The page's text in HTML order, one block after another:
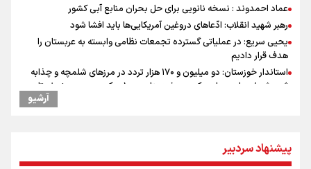
عماد احمدوند : نسخه نانویی برای حل بحران منابع آبی کشور
رهبر شهید انقلاب: ادّعاهای دروغین آمریکایی‌ها باید افشا شود
یحیی سریع: در عملیاتی گسترده تجمعات نظامی وابسته به عربستان را
هدف قرار دادیم
استاندار خوزستان: دو میلیون و ۱۷۰ هزار تردد در مرزهای شلمچه و چذابه
ثبت شد / برپایی هزار موکب در خوزستان و ۱۰۰ موکب در مسیر نجف تا
جابجایی مرکز ثقل اقتصاد جهان انجام شد/ فرصت طلایی برای اقتصاد
ایران +نمودار
آرشیو
پیشنهاد سردبیر